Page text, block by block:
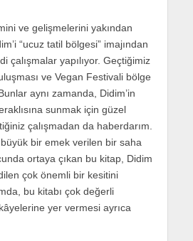
ve gelişmelerini yakından
“ucuz tatil bölgesi” imajından
çalışmalar yapılıyor. Geçtiğimiz
ve Vegan Festivali bölge
aynı zamanda, Didim’in
sunmak için güzel
çalışmadan da haberdarım.
bir emek verilen bir saha
ortaya çıkan bu kitap, Didim
çok önemli bir kesitini
bu kitabı çok değerli
yer vermesi ayrıca